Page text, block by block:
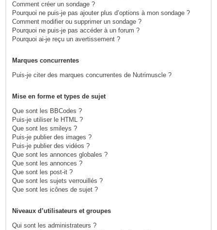
Comment créer un sondage ?
Pourquoi ne puis-je pas ajouter plus d’options à mon sondage ?
Comment modifier ou supprimer un sondage ?
Pourquoi ne puis-je pas accéder à un forum ?
Pourquoi ai-je reçu un avertissement ?
Marques concurrentes
Puis-je citer des marques concurrentes de Nutrimuscle ?
Mise en forme et types de sujet
Que sont les BBCodes ?
Puis-je utiliser le HTML ?
Que sont les smileys ?
Puis-je publier des images ?
Puis-je publier des vidéos ?
Que sont les annonces globales ?
Que sont les annonces ?
Que sont les post-it ?
Que sont les sujets verrouillés ?
Que sont les icônes de sujet ?
Niveaux d’utilisateurs et groupes
Qui sont les administrateurs ?